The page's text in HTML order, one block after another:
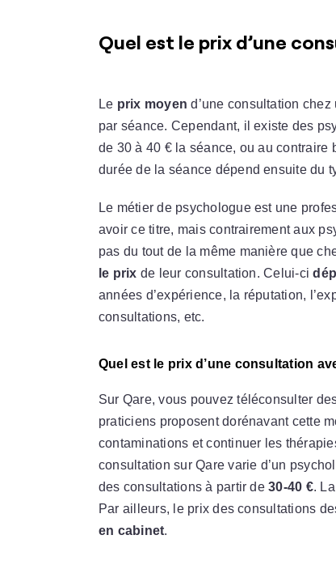
Quel est le prix d’une
Le prix moyen d’une consultation
par séance. Cependant, il existe des
de 30 à 40 € la séance, ou au
durée de la séance dépend ensuite du
Le métier de psychologue est une
avoir ce titre, mais contrairement aux
pas du tout de la même manière que
le prix de leur consultation. Celui-ci
années d’expérience, la réputation,
consultations, etc.
Quel est le prix d’une consultation
Sur Qare, vous pouvez téléconsulter
praticiens proposent dorénavant cette
contaminations et continuer les
consultation sur Qare varie d’un
des consultations à partir de30-40 €.
Par ailleurs, le prix des consultations
en cabinet.